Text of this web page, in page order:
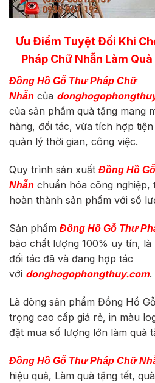
Ưu Điểm Tuyệt Đối Khi
Pháp Chữ Nhẫn Làm
Đồng Hồ Gỗ Thư Pháp Chữ
Nhẫn của
của sản phẩm quà tặng mang
hàng, đối tác, vừa tích hợp
quản lý thời gian, công việc.
Quy trình sản xuất Đồng Hồ
Nhẫn chuẩn hóa công
hoàn thành sản phẩm với số
Sản phẩm Đồng Hồ Gỗ Thư
bảo chất lượng 100% uy tín,
đối tác đã và đang hợp tác
với donghogophongthuy.com.
Là dòng sản phẩm Đồng Hồ
trọng cao cấp giá rẻ, in màu
đặt mua số lượng lớn làm quà
Đồng Hồ Gỗ Thư Pháp Chữ
hiệu quả, Làm quà tặng tết,